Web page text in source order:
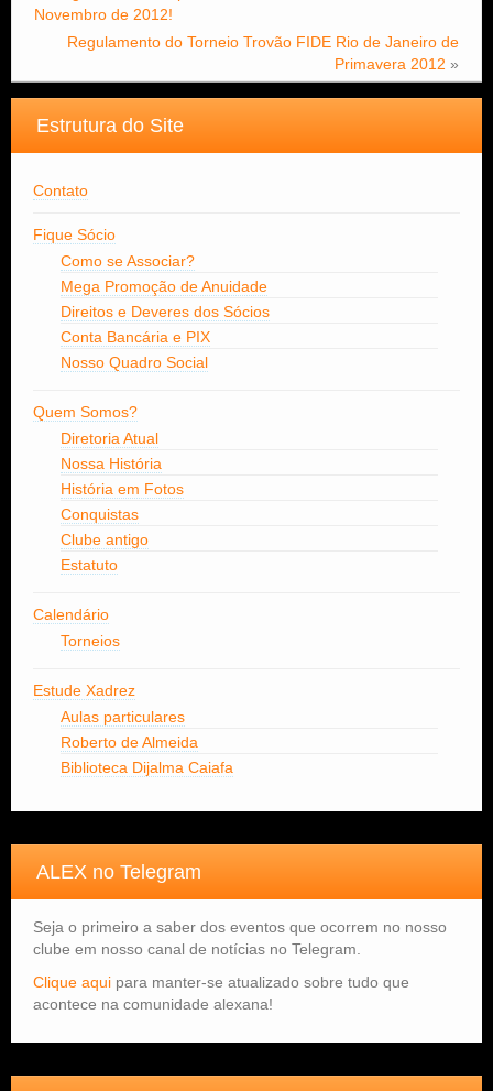
Novembro de 2012!
Regulamento do Torneio Trovão FIDE Rio de Janeiro de
Primavera 2012 »
Estrutura do Site
Contato
Fique Sócio
Como se Associar?
Mega Promoção de Anuidade
Direitos e Deveres dos Sócios
Conta Bancária e PIX
Nosso Quadro Social
Quem Somos?
Diretoria Atual
Nossa História
História em Fotos
Conquistas
Clube antigo
Estatuto
Calendário
Torneios
Estude Xadrez
Aulas particulares
Roberto de Almeida
Biblioteca Dijalma Caiafa
ALEX no Telegram
Seja o primeiro a saber dos eventos que ocorrem no nosso
clube em nosso canal de notícias no Telegram.
Clique aqui para manter-se atualizado sobre tudo que
acontece na comunidade alexana!